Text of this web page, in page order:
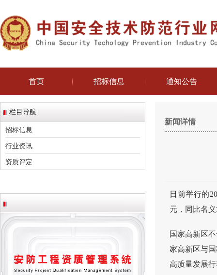
首页 招标信息 通知公告
栏目导航
招标信息
行业资讯
资质评定
新闻详情
日前举行的
元，同比名
国家高新区
家高新区与
高质量发展